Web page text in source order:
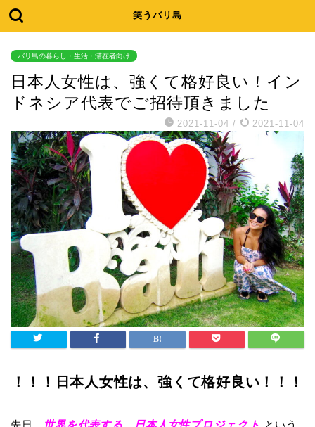
笑うバリ島
バリ島の暮らし・生活・滞在者向け
日本人女性は、強くて格好良い！イン
ドネシア代表でご招待頂きました
2021-11-04 / 2021-11-04
！！！日本人女性は、強くて格好良い！！！
先日、 世界を代表する、日本人女性プロジェクト という